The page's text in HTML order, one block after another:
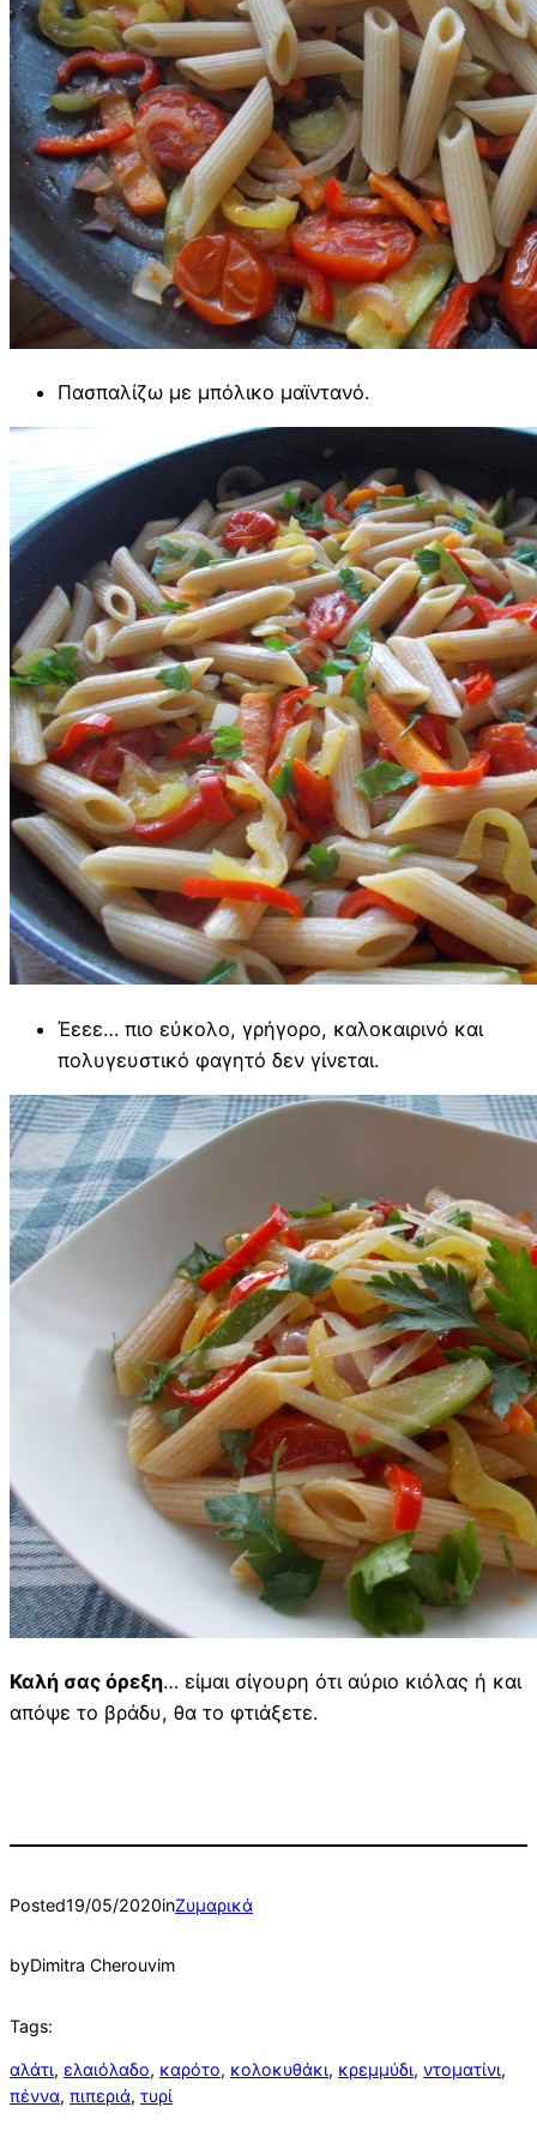
Πασπαλίζω με μπόλικο μαϊντανό.
Έεεε… πιο εύκολο, γρήγορο, καλοκαιρινό και
πολυγευστικό φαγητό δεν γίνεται.
Καλή σας όρεξη… είμαι σίγουρη ότι αύριο κιόλας ή και
απόψε το βράδυ, θα το φτιάξετε.
Posted19/05/2020inΖυμαρικά
byDimitra Cherouvim
Tags:
αλάτι, ελαιόλαδο, καρότο, κολοκυθάκι, κρεμμύδι, ντοματίνι
πέννα, πιπεριά, τυρί